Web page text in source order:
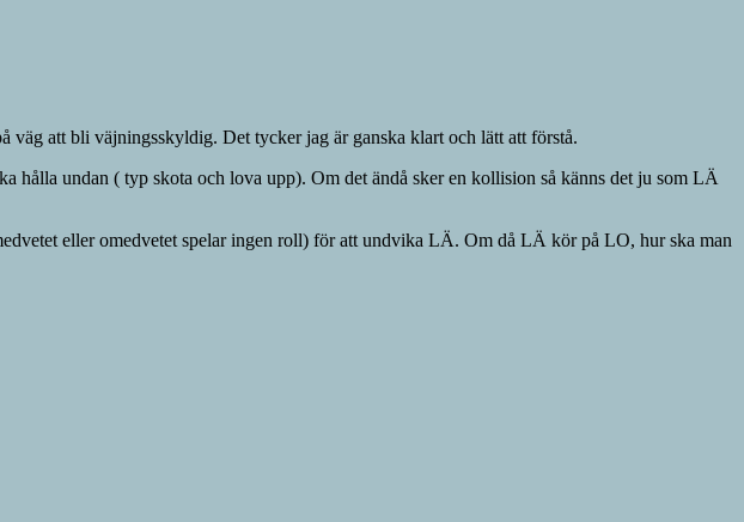
väg att bli väjningsskyldig. Det tycker jag är ganska klart och lätt att förstå.
hålla undan ( typ skota och lova upp). Om det ändå sker en kollision så känns det ju som LÄ
eller omedvetet spelar ingen roll) för att undvika LÄ. Om då LÄ kör på LO, hur ska man